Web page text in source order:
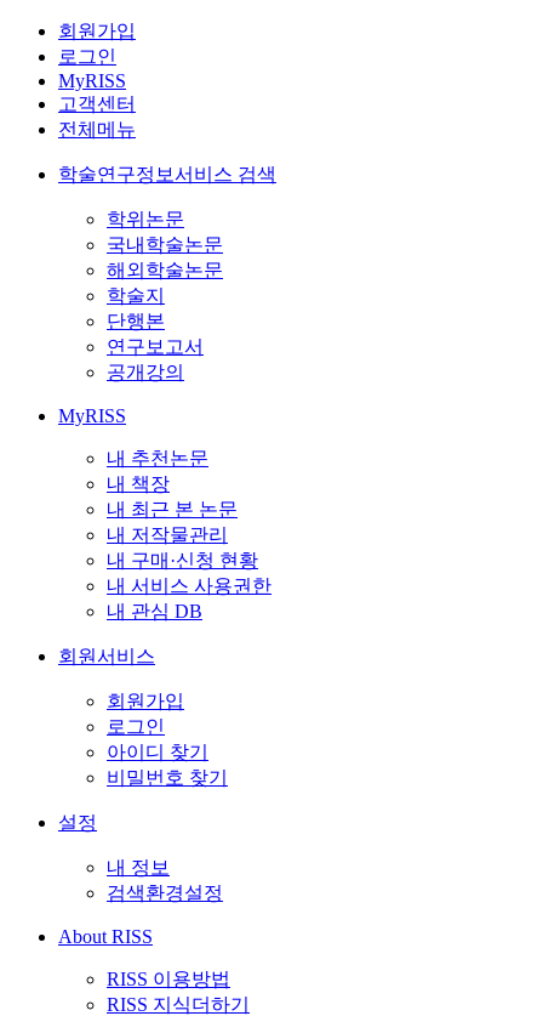
회원가입
로그인
MyRISS
고객센터
전체메뉴
학술연구정보서비스 검색
학위논문
국내학술논문
해외학술논문
학술지
단행본
연구보고서
공개강의
MyRISS
내 추천논문
내 책장
내 최근 본 논문
내 저작물관리
내 구매·신청 현황
내 서비스 사용권한
내 관심 DB
회원서비스
회원가입
로그인
아이디 찾기
비밀번호 찾기
설정
내 정보
검색환경설정
About RISS
RISS 이용방법
RISS 지식더하기